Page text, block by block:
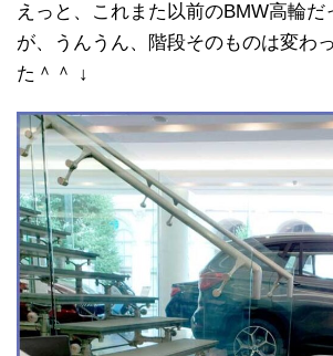
えっと、これまた以前のBMW高輪だ
が、うんうん、階段そのものは変わ
た＾＾ ↓